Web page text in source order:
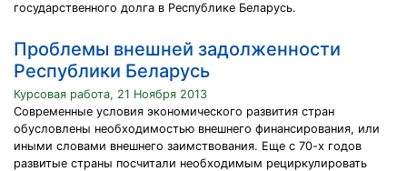
государственного долга в Республике Беларусь.
Проблемы внешней задолженности
Республики Беларусь
Курсовая работа, 21 Ноября 2013
Современные условия экономического развития стран
обусловлены необходимостью внешнего финансирования, или
иными словами внешнего заимствования. Еще с 70-х годов
развитые страны посчитали необходимым рециркулировать